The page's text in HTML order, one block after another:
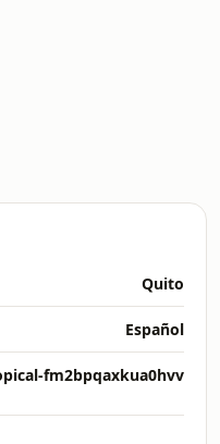
Quito
Español
fm2bpqaxkua0hvv